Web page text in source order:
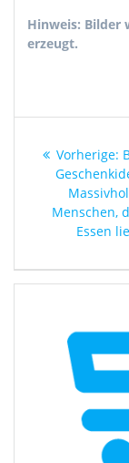
Hinweis:
erzeugt.
Vorherige:
Menschen,
Essen